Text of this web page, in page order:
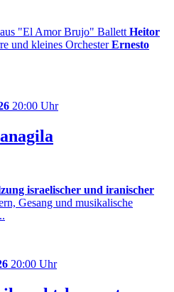
"El Amor Brujo" Ballett Heitor
und kleines OrchesterErnesto
20:00 Uhr
israelischer und iranischer
Gesang und musikalische
20:00 Uhr